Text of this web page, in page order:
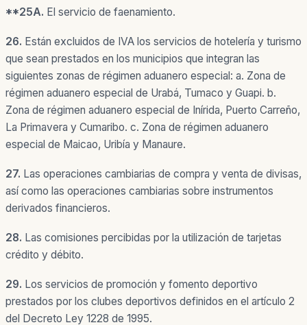
**25A. El servicio de faenamiento.
26. Están excluidos de IVA los servicios de hotelería y turismo
que sean prestados en los municipios que integran las
siguientes zonas de régimen aduanero especial: a. Zona de
régimen aduanero especial de Urabá, Tumaco y Guapi. b.
Zona de régimen aduanero especial de Inírida, Puerto Carreño,
La Primavera y Cumaribo. c. Zona de régimen aduanero
especial de Maicao, Uribía y Manaure.
27. Las operaciones cambiarias de compra y venta de divisas,
así como las operaciones cambiarias sobre instrumentos
derivados financieros.
28. Las comisiones percibidas por la utilización de tarjetas
crédito y débito.
29. Los servicios de promoción y fomento deportivo
prestados por los clubes deportivos definidos en el artículo 2
del Decreto Ley 1228 de 1995.